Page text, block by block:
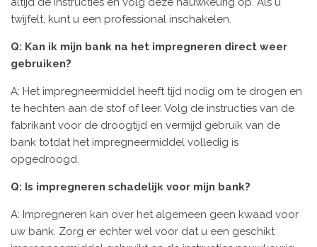
twijfelt, kunt u een professional inschakelen.
Q: Kan ik mijn bank na het impregneren direct weer
gebruiken?
A: Het impregneermiddel heeft tijd nodig om te drogen en
te hechten aan de stof of leer. Volg de instructies van de
fabrikant voor de droogtijd en vermijd gebruik van de
bank totdat het impregneermiddel volledig is
opgedroogd.
Q: Is impregneren schadelijk voor mijn bank?
A: Impregneren kan over het algemeen geen kwaad voor
uw bank. Zorg er echter wel voor dat u een geschikt